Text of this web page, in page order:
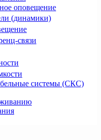
оповещение
(динамики)
связи
системы (СКС)